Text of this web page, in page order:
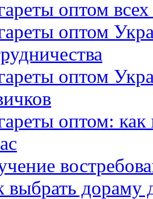
оптом
оптом
оптом
оптом:
выбрать дораму